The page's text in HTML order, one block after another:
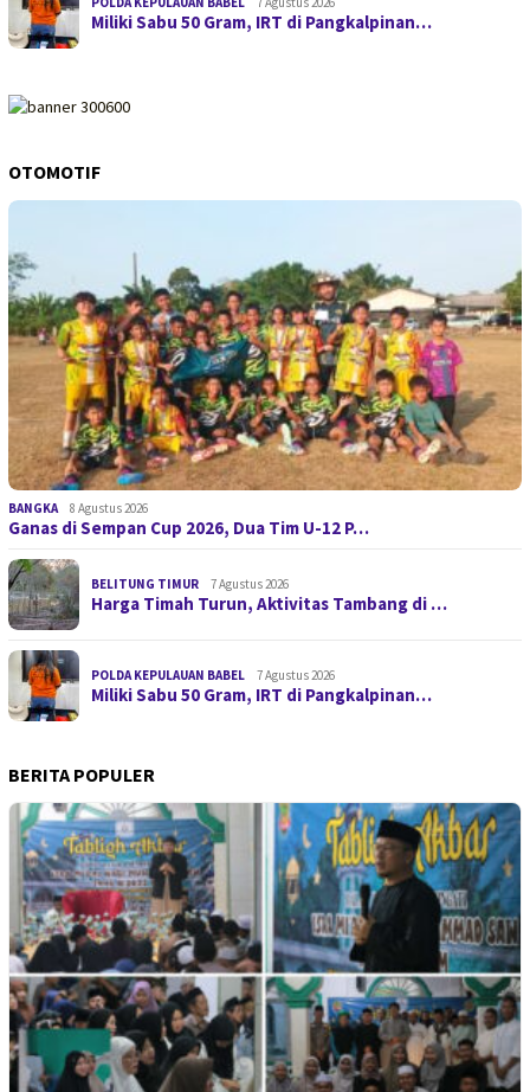
Miliki Sabu 50 Gram, IRT di Pangkalpinan…
OTOMOTIF
BANGKA 8 Agustus 2026
Ganas di Sempan Cup 2026, Dua Tim U-12 P…
BELITUNG TIMUR 7 Agustus 2026
Harga Timah Turun, Aktivitas Tambang di …
POLDA KEPULAUAN BABEL 7 Agustus 2026
Miliki Sabu 50 Gram, IRT di Pangkalpinan…
BERITA POPULER